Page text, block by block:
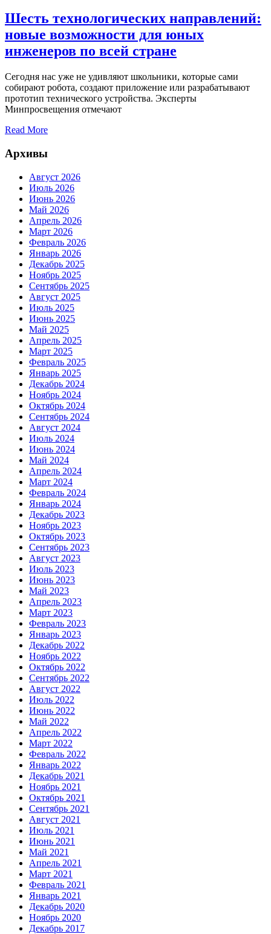
Шесть технологических направлений:
новые возможности для юных
инженеров по всей стране
Сегодня нас уже не удивляют школьники, которые сами
собирают робота, создают приложение или разрабатывают
прототип технического устройства. Эксперты
Минпросвещения отмечают
Read More
Архивы
Август 2026
Июль 2026
Июнь 2026
Май 2026
Апрель 2026
Март 2026
Февраль 2026
Январь 2026
Декабрь 2025
Ноябрь 2025
Сентябрь 2025
Август 2025
Июль 2025
Июнь 2025
Май 2025
Апрель 2025
Март 2025
Февраль 2025
Январь 2025
Декабрь 2024
Ноябрь 2024
Октябрь 2024
Сентябрь 2024
Август 2024
Июль 2024
Июнь 2024
Май 2024
Апрель 2024
Март 2024
Февраль 2024
Январь 2024
Декабрь 2023
Ноябрь 2023
Октябрь 2023
Сентябрь 2023
Август 2023
Июль 2023
Июнь 2023
Май 2023
Апрель 2023
Март 2023
Февраль 2023
Январь 2023
Декабрь 2022
Ноябрь 2022
Октябрь 2022
Сентябрь 2022
Август 2022
Июль 2022
Июнь 2022
Май 2022
Апрель 2022
Март 2022
Февраль 2022
Январь 2022
Декабрь 2021
Ноябрь 2021
Октябрь 2021
Сентябрь 2021
Август 2021
Июль 2021
Июнь 2021
Май 2021
Апрель 2021
Март 2021
Февраль 2021
Январь 2021
Декабрь 2020
Ноябрь 2020
Декабрь 2017